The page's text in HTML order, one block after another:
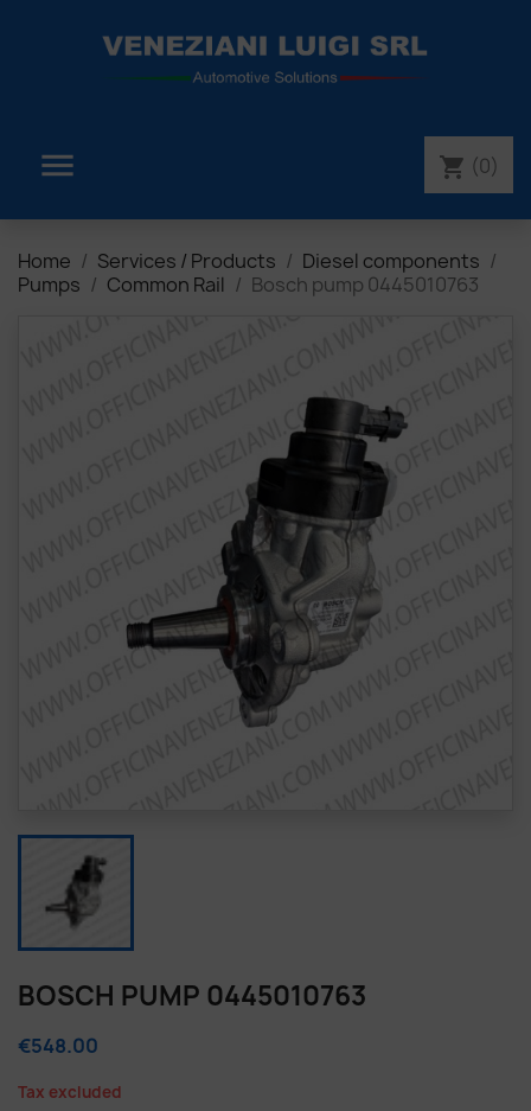
 shopping_cart (0)
Home Services / Products
Diesel components
Pumps
Common Rail Bosch pump 0445010763
BOSCH PUMP 0445010763
€548.00
Tax excluded